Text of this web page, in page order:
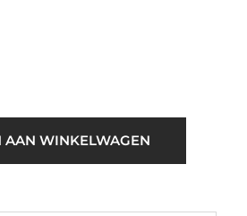
AAN WINKELWAGEN